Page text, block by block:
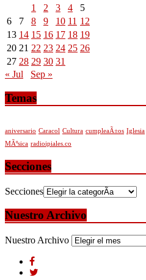
1
2 3 4
5
6
7 8 9 10 11 12
13 14 15 16 17 18 19
20 21 22 23 24 25 26
27 28 29 30 31
« Jul
Sep »
Temas
aniversario Caracol Cultura cumpleaÃ±os Iglesia
MÃºsica radioipiales.co
Secciones
Secciones
Nuestro Archivo
Nuestro Archivo